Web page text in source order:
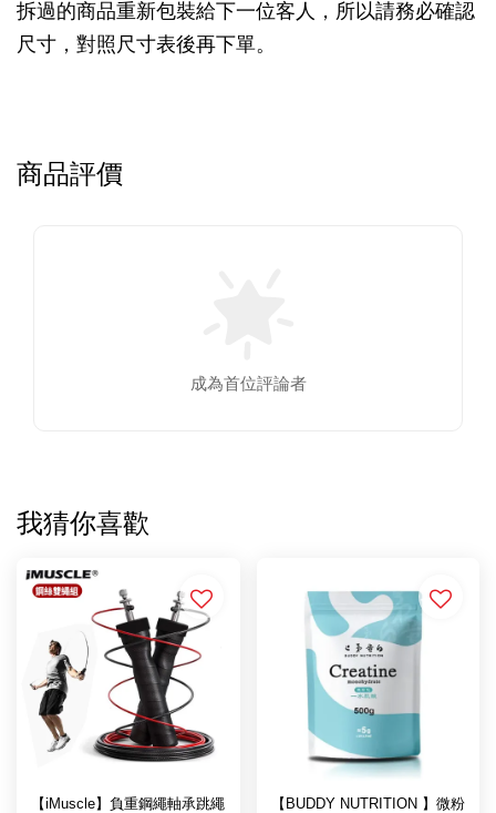
拆過的商品重新包裝給下一位客人，所以請務必確認
尺寸，對照尺寸表後再下單。
商品評價
成為首位評論者
我猜你喜歡
【iMuscle】負重鋼繩軸承跳繩
【BUDDY NUTRITION 】微粉